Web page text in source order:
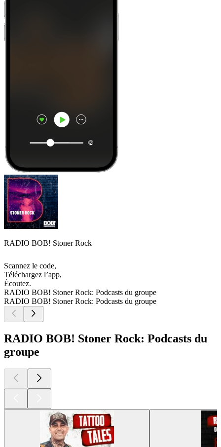
RADIO BOB! Stoner Rock
Scannez le code,
Téléchargez l’app,
Écoutez.
RADIO BOB! Stoner Rock: Podcasts du groupe
RADIO BOB! Stoner Rock: Podcasts du groupe
RADIO BOB! Stoner Rock: Podcasts du
groupe